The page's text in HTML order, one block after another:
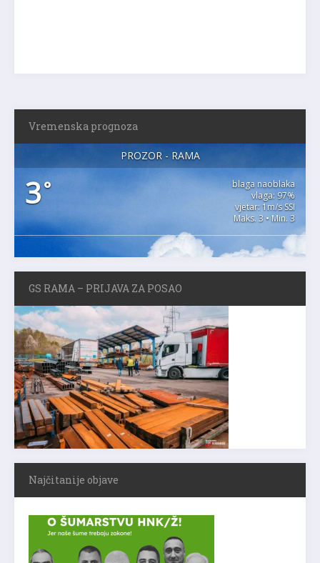
Vremenska prognoza
PROZOR - RAMA
3°
blaga naoblaka
vlaga: 97%
vjetar: 1m/s SSI
Maks. 3 • Min. 3
GS RAMA – PRIJAVA ZA POSAO
Najčitanije objave